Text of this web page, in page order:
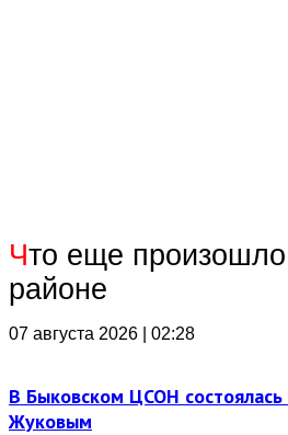
Что еще произошло
районе
07 августа 2026 | 02:28
В Быковском ЦСОН
Жуковым